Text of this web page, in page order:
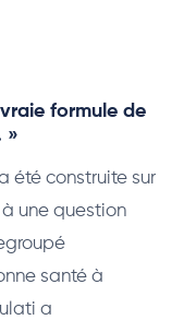
formule de
»
été construite sur
une question
santé à
a